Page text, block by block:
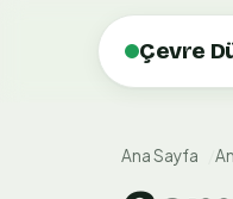
Çevre
Ana Sayfa